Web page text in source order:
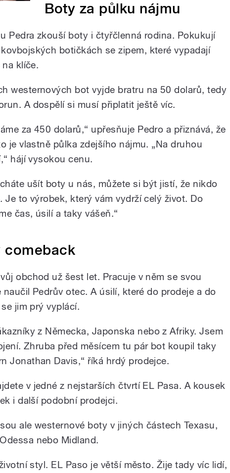
Boty za půlku nájmu
Pedra zkouší boty i čtyřčlenná rodina. Pokukují
botičkách se zipem, které vypadají
klíče.
westernových bot vyjde bratru na 50 dolarů, tedy
A dospělí si musí připlatit ještě víc.
za 450 dolarů,“ upřesňuje Pedro a přiznává, že
je vlastně půlka zdejšího nájmu. „Na druhou
hájí vysokou cenu.
ušít boty u nás, můžete si být jistí, že nikdo
Je to výrobek, který vám vydrží celý život. Do
čas, úsilí a taky vášeň.“
comeback
obchod už šest let. Pracuje v něm se svou
naučil Pedrův otec. A úsilí, které do prodeje a do
jim prý vyplácí.
z Německa, Japonska nebo z Afriky. Jsem
Zhruba před měsícem tu pár bot koupil taky
Jonathan Davis,“ říká hrdý prodejce.
v jedné z nejstarších čtvrtí EL Pasa. A kousek
i další podobní prodejci.
ale westernové boty v jiných částech Texasu,
nebo Midland.
styl. EL Paso je větší město. Žije tady víc lidí,